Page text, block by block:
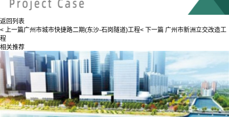
返回列表
< 上一篇广州市城市快捷路二期(东沙-石岗隧道)工程< 下一篇 广州市新洲立交改造工
程
相关推荐